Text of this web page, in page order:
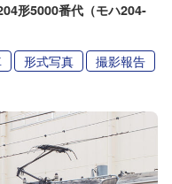
形5000番代（モハ204-
形式写真 撮影報告